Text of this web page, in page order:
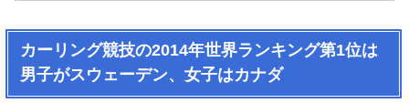
カーリング競技の2014年世界ランキング第1位は
男子がスウェーデン、女子はカナダ